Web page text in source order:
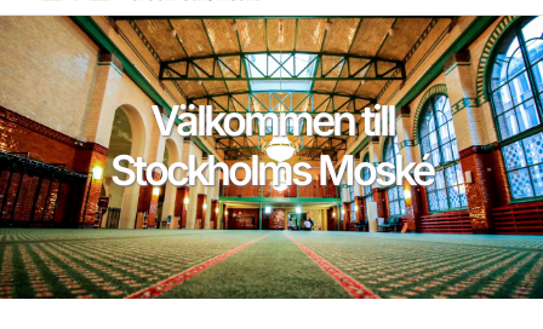
Hem
Om oss
Våra tjänster
Aktiviteter
Nyheter
Välkommen till
Stockholms Moské